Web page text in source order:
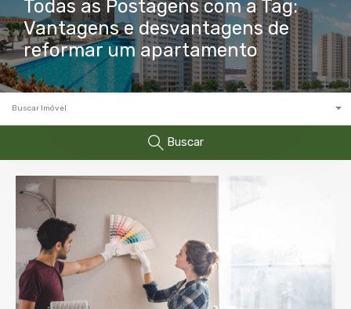
Todas as Postagens com a Tag:
Vantagens e desvantagens de
reformar um apartamento
Buscar Imóvel
Buscar